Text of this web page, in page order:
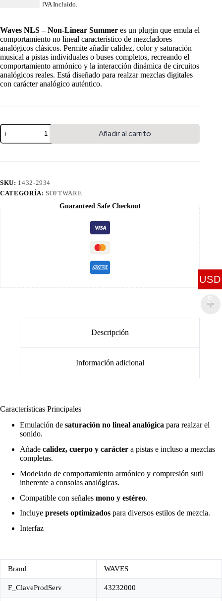
IVA Incluido.
Waves NLS – Non-Linear Summer es un plugin que emula el
comportamiento no lineal característico de mezcladores
analógicos clásicos. Permite añadir calidez, color y saturación
musical a pistas individuales o buses completos, recreando el
comportamiento armónico y la interacción dinámica de circuitos
analógicos reales. Está diseñado para realzar mezclas digitales
con carácter analógico auténtico.
Añadir al carrito
SKU: 1432-2934
CATEGORÍA: SOFTWARE
Guaranteed Safe Checkout
Descripción
Información adicional
Características Principales
Emulación de saturación no lineal analógica para realzar el
sonido.
Añade calidez, cuerpo y carácter a pistas e incluso a mezclas
completas.
Modelado de comportamiento armónico y compresión sutil
inherente a consolas analógicas.
Compatible con señales mono y estéreo.
Incluye presets optimizados para diversos estilos de mezcla.
Interfaz
Brand WAVES
F_ClaveProdServ 43232000
USD
$